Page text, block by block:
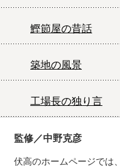
鰹節屋の昔話
築地の風景
工場長の独り言
監修／中野克彦
伏高のホームページでは